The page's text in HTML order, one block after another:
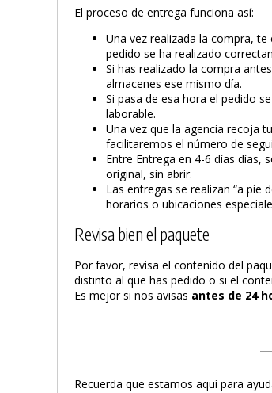
El proceso de entrega funciona así:
Una vez realizada la compra,
pedido se ha realizado
Si has realizado la compra
almacenes ese mismo día.
Si pasa de esa hora el pedido
laborable.
Una vez que la agencia recoja
facilitaremos el número de
Entre Entrega en 4-6 días días,
original, sin abrir.
Las entregas se realizan “a pie
horarios o ubicaciones
Revisa bien el paquete
Por favor, revisa el contenido del
distinto al que has pedido o si el
Es mejor si nos avisas antes de 24
Recuerda que estamos aquí para